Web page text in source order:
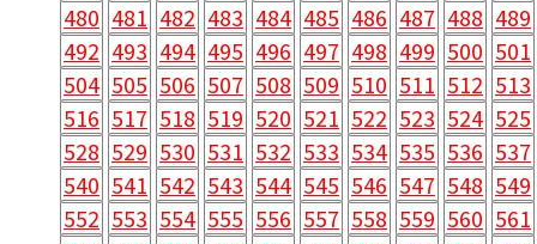
480 481 482 483 484 485 486 487 488 489
492 493 494 495 496 497 498 499 500 501
504 505 506 507 508 509 510 511 512 513
516 517 518 519 520 521 522 523 524 525
528 529 530 531 532 533 534 535 536 537
540 541 542 543 544 545 546 547 548 549
552 553 554 555 556 557 558 559 560 561